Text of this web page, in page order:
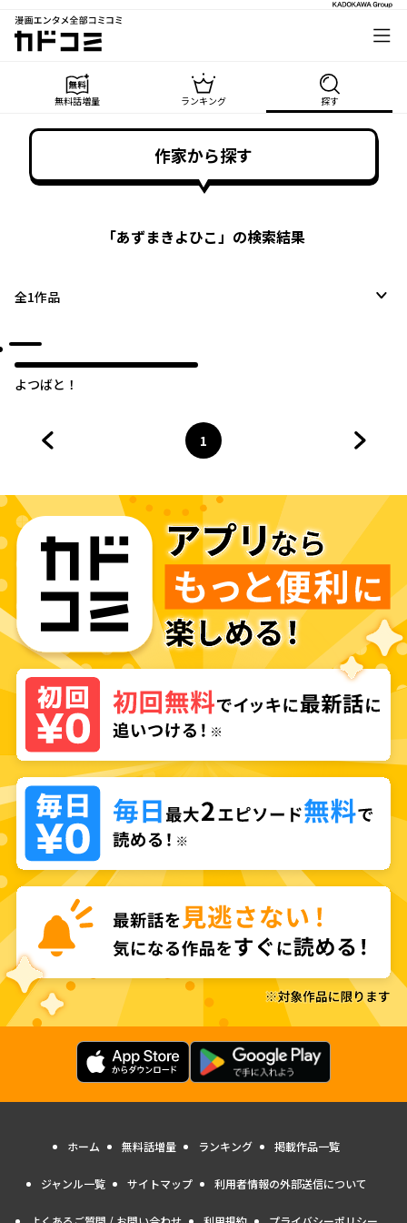
漫画エンタメ全部コミコミ
カドコミ
無料話増量 ランキング 探す
作家から探す
「あずまきよひこ」の検索結果
全1作品
よつばと！
ページ
1
へ
ホーム 無料話増量 ランキング 掲載作品一覧
ジャンル一覧 サイトマップ 利用者情報の外部送信について